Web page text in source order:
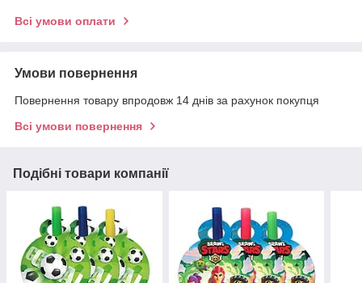
Всі умови оплати
Умови повернення
Повернення товару впродовж 14 днів за рахунок покупця
Всі умови повернення
Подібні товари компанії